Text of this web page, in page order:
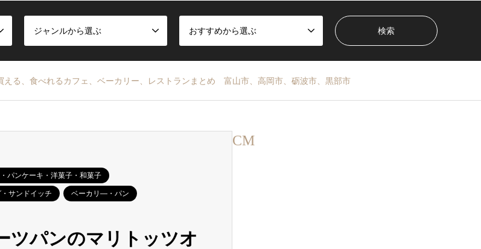
ジャンルから選ぶ おすすめから選ぶ
える、食べれるカフェ、ベーカリー、レストランまとめ 富山市、高岡市、砺波市、黒部市
パンケーキ・洋菓子・和菓子
サンドイッチ ベーカリ―・パン
ツパンのマリトッツオ
CM